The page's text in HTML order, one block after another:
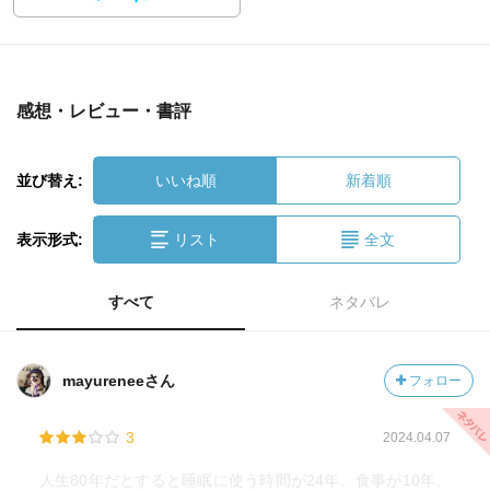
感想・レビュー・書評
並び替え: いいね順 新着順
表示形式: リスト 全文
すべて ネタバレ
mayureneeさん フォロー
3 2024.04.07
人生80年だとすると睡眠に使う時間が24年、食事が10年、